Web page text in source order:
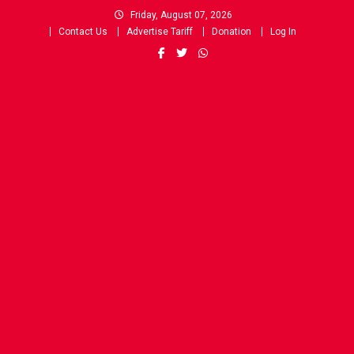
Friday, August 07, 2026
Contact Us
Advertise Tariff Donation Log In